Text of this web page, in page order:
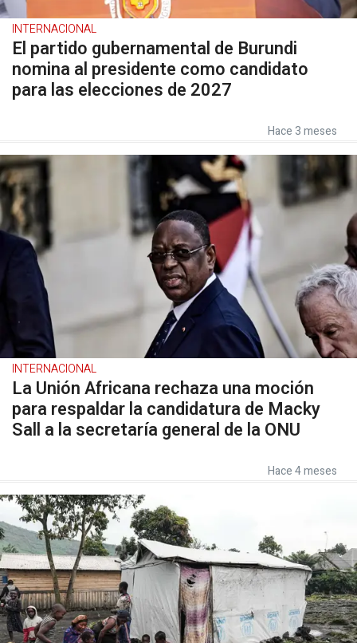
INTERNACIONAL
El partido gubernamental de Burundi
nomina al presidente como candidato
para las elecciones de 2027
Hace 3 meses
INTERNACIONAL
La Unión Africana rechaza una moción
para respaldar la candidatura de Macky
Sall a la secretaría general de la ONU
Hace 4 meses